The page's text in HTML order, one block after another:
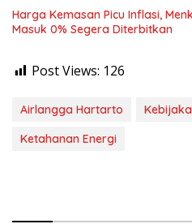
Harga Kemasan Picu Inflasi,
Masuk 0% Segera Diterbitkan
Post Views: 126
Airlangga Hartarto
Ketahanan Energi